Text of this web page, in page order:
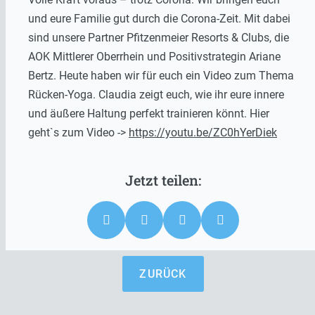
und eure Familie gut durch die Corona-Zeit. Mit dabei
sind unsere Partner Pfitzenmeier Resorts & Clubs, die
AOK Mittlerer Oberrhein und Positivstrategin Ariane
Bertz. Heute haben wir für euch ein Video zum Thema
Rücken-Yoga. Claudia zeigt euch, wie ihr eure innere
und äußere Haltung perfekt trainieren könnt. Hier
geht`s zum Video -> https://youtu.be/ZC0hYerDiek
ZURÜCK